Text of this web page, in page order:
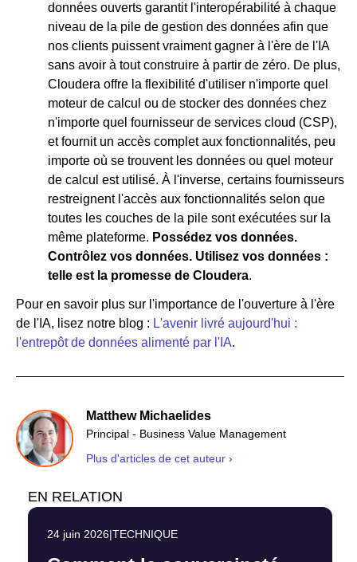
données ouverts garantit l'interopérabilité à chaque
niveau de la pile de gestion des données afin que
nos clients puissent vraiment gagner à l'ère de l'IA
sans avoir à tout construire à partir de zéro. De plus,
Cloudera offre la flexibilité d'utiliser n'importe quel
moteur de calcul ou de stocker des données chez
n'importe quel fournisseur de services cloud (CSP),
et fournit un accès complet aux fonctionnalités, peu
importe où se trouvent les données ou quel moteur
de calcul est utilisé. À l'inverse, certains fournisseurs
restreignent l'accès aux fonctionnalités selon que
toutes les couches de la pile sont exécutées sur la
même plateforme. Possédez vos données.
Contrôlez vos données. Utilisez vos données :
telle est la promesse de Cloudera.
Pour en savoir plus sur l'importance de l'ouverture à l'ère
de l'IA, lisez notre blog : L'avenir livré aujourd'hui :
l'entrepôt de données alimenté par l'IA.
Matthew Michaelides
Principal - Business Value Management
Plus d'articles de cet auteur ›
EN RELATION
24 juin 2026|TECHNIQUE